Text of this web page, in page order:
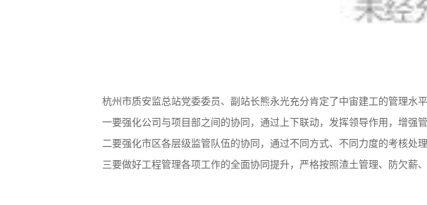
杭州市质安监总站党委委员、副站长熊永光充分肯定了中宙建工的管理水
一要强化公司与项目部之间的协同，通过上下联动，发挥领导作用，增强
二要强化市区各层级监管队伍的协同，通过不同方式、不同力度的考核处
三要做好工程管理各项工作的全面协同提升，严格按照渣土管理、防欠薪